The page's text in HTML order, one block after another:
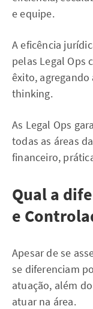
e equipe.
A eficência
pelas Legal Ops
êxito,
thinking.
As Legal Ops
todas as áreas
financeiro,
Qual a
e
Apesar de se
se diferenciam
atuação, além
atuar na área.